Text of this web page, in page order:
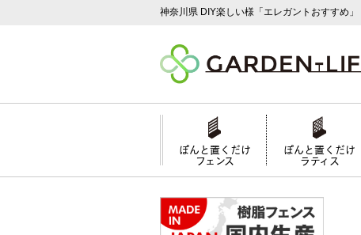
神奈川県 DIY楽しい様「エレガントおすすめ」
ぽんと置くだけ
フェンス
ぽんと置くだけ
ラティス